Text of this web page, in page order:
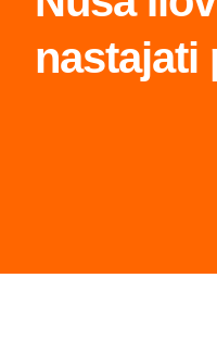
nastajati